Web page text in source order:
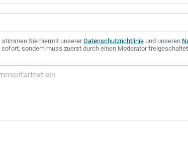
Sie hiermit unserer Datenschutzrichtlinieund unseren
sondern muss zuerst durch einen Moderator